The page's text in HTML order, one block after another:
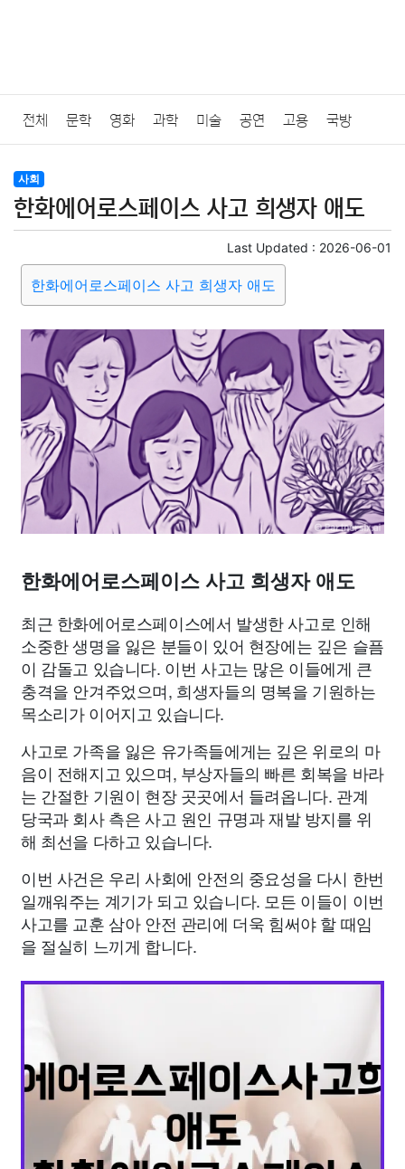
전체 문학 영화 과학 미술 공연 고용 국방
법률
질병 가요 방송 일상 주식 암호화폐 블록체인
결혼 육아 반려동물 패션 미용 증권
대출 자동차 취미 여행 맛집 IT 컴퓨터 기술
종교 사회 정치 건강 의료 의학 경제 마케팅
부동산 외국어 교육 교통 생활 기타
사회
한화에어로스페이스 사고 희생자 애도
Last Updated : 2026-06-01
한화에어로스페이스 사고 희생자 애도
한화에어로스페이스 사고 희생자 애도
최근 한화에어로스페이스에서 발생한 사고로 인해
소중한 생명을 잃은 분들이 있어 현장에는 깊은 슬픔
이 감돌고 있습니다. 이번 사고는 많은 이들에게 큰
충격을 안겨주었으며, 희생자들의 명복을 기원하는
목소리가 이어지고 있습니다.
사고로 가족을 잃은 유가족들에게는 깊은 위로의 마
음이 전해지고 있으며, 부상자들의 빠른 회복을 바라
는 간절한 기원이 현장 곳곳에서 들려옵니다. 관계
당국과 회사 측은 사고 원인 규명과 재발 방지를 위
해 최선을 다하고 있습니다.
이번 사건은 우리 사회에 안전의 중요성을 다시 한번
일깨워주는 계기가 되고 있습니다. 모든 이들이 이번
사고를 교훈 삼아 안전 관리에 더욱 힘써야 할 때임
을 절실히 느끼게 합니다.